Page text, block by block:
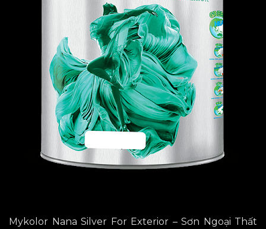
Mykolor Nana Silver For Exterior – Sơn Ngoại Thất